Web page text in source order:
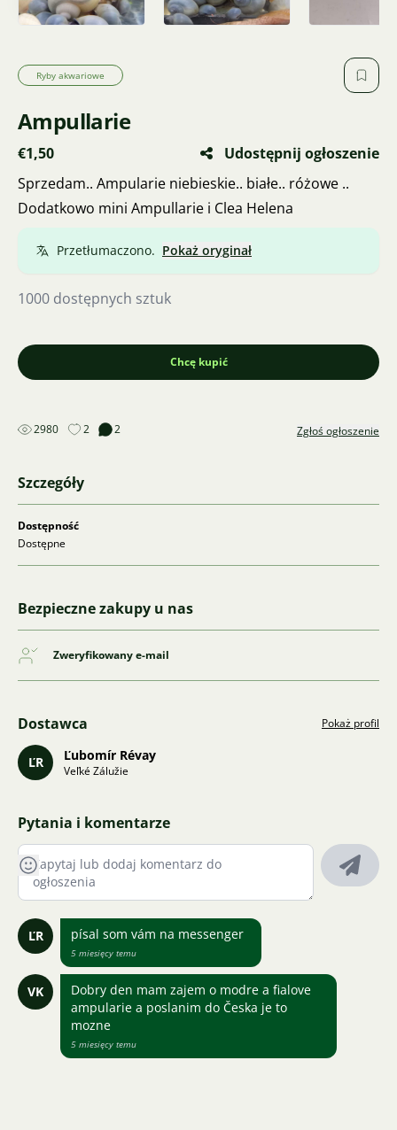
Ryby akwariowe
Ampullarie
€1,50
Udostępnij ogłoszenie
Sprzedam.. Ampularie niebieskie.. białe.. różowe ..
Dodatkowo mini Ampullarie i Clea Helena
Przetłumaczono. Pokaż oryginał
1000 dostępnych sztuk
Chcę kupić
2980 2 2 Zgłoś ogłoszenie
Szczegóły
Dostępność
Dostępne
Bezpieczne zakupy u nas
Zweryfikowany e-mail
Dostawca Pokaż profil
ĽR Ľubomír Révay
Veľké Zálužie
Pytania i komentarze
ĽR písal som vám na messenger
5 miesięcy temu
VK
Dobry den mam zajem o modre a fialove
ampularie a poslanim do Česka je to
mozne
5 miesięcy temu